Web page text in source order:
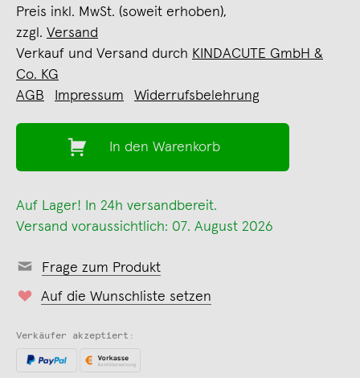
Preis inkl. MwSt. (soweit erhoben),
zzgl. Versand
Verkauf und Versand durch KINDACUTE GmbH &
Co. KG
AGB
Impressum Widerrufsbelehrung
In den Warenkorb
Auf Lager! In 24h versandbereit.
Versand voraussichtlich: 07. August 2026
Frage zum Produkt
Auf die Wunschliste setzen
Verkäufer akzeptiert: